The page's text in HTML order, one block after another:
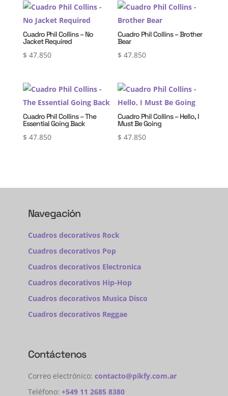
Cuadro Phil Collins – No
Jacket Required
$ 47.850
Cuadro Phil Collins – Brother
Bear
$ 47.850
Cuadro Phil Collins – The
Essential Going Back
$ 47.850
Cuadro Phil Collins – Hello, I
Must Be Going
$ 47.850
Navegación
Cuadros decorativos Rock
Cuadros decorativos Pop
Cuadros decorativos Electronica
Cuadros decorativos Hip-Hop
Cuadros decorativos Musica Disco
Cuadros decorativos Reggae
Contáctenos
Correo electrónico: contacto@pikfy.com.ar
Teléfono: +549 11 2685 8380